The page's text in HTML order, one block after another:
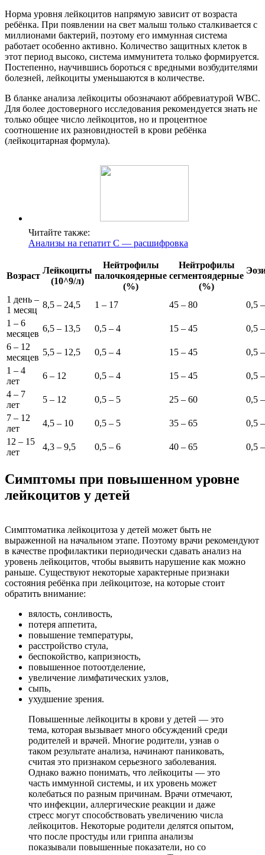
Норма уровня лейкоцитов напрямую зависит от возраста
ребёнка. При появлении на свет малыш только сталкивается с
миллионами бактерий, поэтому его иммунная система
работает особенно активно. Количество защитных клеток в
этот период высоко, система иммунитета только формируется.
Постепенно, научившись бороться с вредными возбудителями
болезней, лейкоциты уменьшаются в количестве.
В бланке анализа лейкоциты обозначают аббревиатурой WBC.
Для более достоверного исследования рекомендуется знать не
только общее число лейкоцитов, но и процентное
соотношение их разновидностей в крови ребёнка
(лейкоцитарная формула).
Читайте также:
Анализы на гепатит C — расшифровка
Возраст
Лейкоциты
(10^9/л)
Нейтрофилы
палочкоядерные
(%)
Нейтрофилы
сегментоядерные
(%)
1 день –
1 месяц
8,5 – 24,5 1 – 17 45 – 80
0,5
1 – 6
месяцев
6,5 – 13,5 0,5 – 4 15 – 45
0,5
6 – 12
месяцев
5,5 – 12,5 0,5 – 4 15 – 45
0,5
1 – 4
лет
6 – 12 0,5 – 4 15 – 45
0,5
4 – 7
лет
5 – 12 0,5 – 5 25 – 60
0,5
7 – 12
лет
4,5 – 10 0,5 – 5 35 – 65
0,5
12 – 15
лет
4,3 – 9,5 0,5 – 6 40 – 65 0,5
Симптомы при повышенном уровне
лейкоцитов у детей
Симптоматика лейкоцитоза у детей может быть не
выраженной на начальном этапе. Поэтому врачи рекомендуют
в качестве профилактики периодически сдавать анализ на
уровень лейкоцитов, чтобы выявить нарушение как можно
раньше. Существуют некоторые характерные признаки
состояния ребёнка при лейкоцитозе, на которые стоит
обратить внимание:
вялость, сонливость,
потеря аппетита,
повышение температуры,
расстройство стула,
беспокойство, капризность,
повышенное потоотделение,
увеличение лимфатических узлов,
сыпь,
ухудшение зрения.
Повышенные лейкоциты в крови у детей — это
тема, которая вызывает много обсуждений среди
родителей и врачей. Многие родители, узнав о
таком результате анализа, начинают паниковать,
считая это признаком серьезного заболевания.
Однако важно понимать, что лейкоциты — это
часть иммунной системы, и их уровень может
колебаться по разным причинам. Врачи отмечают,
что инфекции, аллергические реакции и даже
стресс могут способствовать увеличению числа
лейкоцитов. Некоторые родители делятся опытом,
что после простуды или гриппа анализы
показывали повышенные показатели, но со